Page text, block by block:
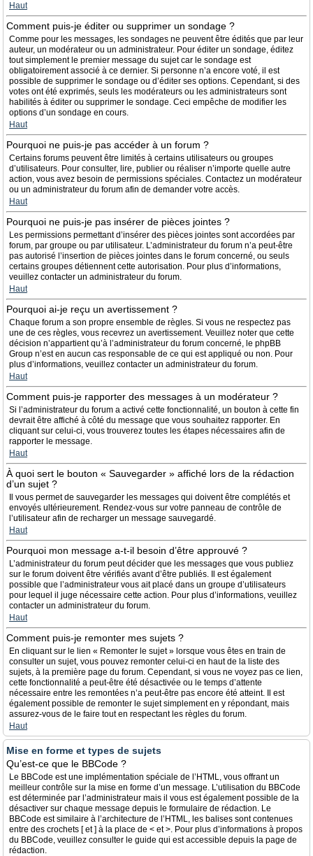
Haut
Comment puis-je éditer ou supprimer un sondage ?
Comme pour les messages, les sondages ne peuvent être édités que par leur
auteur, un modérateur ou un administrateur. Pour éditer un sondage, éditez
tout simplement le premier message du sujet car le sondage est
obligatoirement associé à ce dernier. Si personne n’a encore voté, il est
possible de supprimer le sondage ou d’éditer ses options. Cependant, si des
votes ont été exprimés, seuls les modérateurs ou les administrateurs sont
habilités à éditer ou supprimer le sondage. Ceci empêche de modifier les
options d’un sondage en cours.
Haut
Pourquoi ne puis-je pas accéder à un forum ?
Certains forums peuvent être limités à certains utilisateurs ou groupes
d’utilisateurs. Pour consulter, lire, publier ou réaliser n’importe quelle autre
action, vous avez besoin de permissions spéciales. Contactez un modérateur
ou un administrateur du forum afin de demander votre accès.
Haut
Pourquoi ne puis-je pas insérer de pièces jointes ?
Les permissions permettant d’insérer des pièces jointes sont accordées par
forum, par groupe ou par utilisateur. L’administrateur du forum n’a peut-être
pas autorisé l’insertion de pièces jointes dans le forum concerné, ou seuls
certains groupes détiennent cette autorisation. Pour plus d’informations,
veuillez contacter un administrateur du forum.
Haut
Pourquoi ai-je reçu un avertissement ?
Chaque forum a son propre ensemble de règles. Si vous ne respectez pas
une de ces règles, vous recevrez un avertissement. Veuillez noter que cette
décision n’appartient qu’à l’administrateur du forum concerné, le phpBB
Group n’est en aucun cas responsable de ce qui est appliqué ou non. Pour
plus d’informations, veuillez contacter un administrateur du forum.
Haut
Comment puis-je rapporter des messages à un modérateur ?
Si l’administrateur du forum a activé cette fonctionnalité, un bouton à cette fin
devrait être affiché à côté du message que vous souhaitez rapporter. En
cliquant sur celui-ci, vous trouverez toutes les étapes nécessaires afin de
rapporter le message.
Haut
À quoi sert le bouton « Sauvegarder » affiché lors de la rédaction
d’un sujet ?
Il vous permet de sauvegarder les messages qui doivent être complétés et
envoyés ultérieurement. Rendez-vous sur votre panneau de contrôle de
l’utilisateur afin de recharger un message sauvegardé.
Haut
Pourquoi mon message a-t-il besoin d’être approuvé ?
L’administrateur du forum peut décider que les messages que vous publiez
sur le forum doivent être vérifiés avant d’être publiés. Il est également
possible que l’administrateur vous ait placé dans un groupe d’utilisateurs
pour lequel il juge nécessaire cette action. Pour plus d’informations, veuillez
contacter un administrateur du forum.
Haut
Comment puis-je remonter mes sujets ?
En cliquant sur le lien « Remonter le sujet » lorsque vous êtes en train de
consulter un sujet, vous pouvez remonter celui-ci en haut de la liste des
sujets, à la première page du forum. Cependant, si vous ne voyez pas ce lien,
cette fonctionnalité a peut-être été désactivée ou le temps d’attente
nécessaire entre les remontées n’a peut-être pas encore été atteint. Il est
également possible de remonter le sujet simplement en y répondant, mais
assurez-vous de le faire tout en respectant les règles du forum.
Haut
Mise en forme et types de sujets
Qu’est-ce que le BBCode ?
Le BBCode est une implémentation spéciale de l’HTML, vous offrant un
meilleur contrôle sur la mise en forme d’un message. L’utilisation du BBCode
est déterminée par l’administrateur mais il vous est également possible de la
désactiver sur chaque message depuis le formulaire de rédaction. Le
BBCode est similaire à l’architecture de l’HTML, les balises sont contenues
entre des crochets [ et ] à la place de < et >. Pour plus d’informations à propos
du BBCode, veuillez consulter le guide qui est accessible depuis la page de
rédaction.